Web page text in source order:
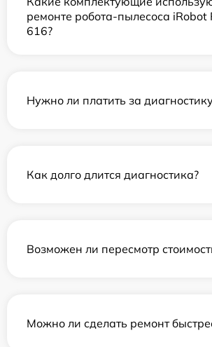
ремонте робота-пылесоса iRobot
616?
Нужно ли платить за
Как долго длится диагностика?
Возможен ли пересмотр
Можно ли сделать ремонт